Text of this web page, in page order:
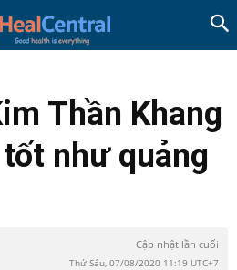
Thần Khang
như quảng
Cập nhật lần cuối
Thứ Sáu, 07/08/2020 11:19 UTC+7